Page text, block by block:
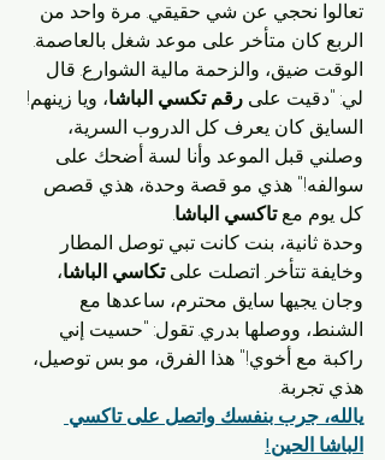
تعالوا نحجي عن شي حقيقي. مرة واحد من
الربع كان متأخر على موعد شغل بالعاصمة.
الوقت ضيق، والزحمة مالية الشوارع. قال
لي: "دقيت على رقم تكسي الباشا، ويا زينهم!
السايق كان يعرف كل الدروب السرية،
وصلني قبل الموعد وأنا لسة أضحك على
سوالفه!" هذي مو قصة وحدة، هذي قصص
كل يوم مع تاكسي الباشا.
وحدة ثانية، بنت كانت تبي توصل المطار
وخايفة تتأخر. اتصلت على تكاسي الباشا،
وجان يجيها سايق محترم، ساعدها مع
الشنط، ووصلها بدري. تقول: "حسيت إني
راكبة مع أخوي!" هذا الفرق، مو بس توصيل،
هذي تجربة.
يالله، جرب بنفسك واتصل على تاكسي
الباشا الحين!